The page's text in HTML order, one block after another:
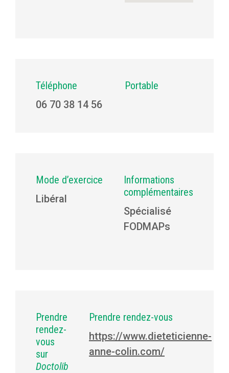
Téléphone
06 70 38 14 56
Portable
Mode d’exercice
Libéral
Informations
complémentaires
Spécialisé
FODMAPs
Prendre
rendez-
vous
sur
Doctolib
Prendre rendez-vous
https://www.dieteticienne-
anne-colin.com/